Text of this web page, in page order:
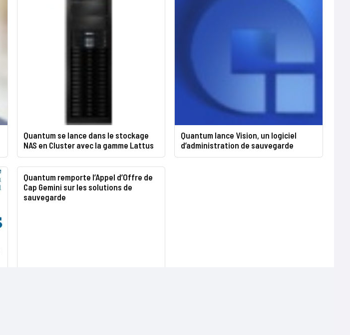
Quantum se lance dans le stockage
NAS en Cluster avec la gamme Lattus
Quantum lance Vision, un logiciel
d’administration de sauvegarde
Quantum remporte l’Appel d’Offre de
Cap Gemini sur les solutions de
sauvegarde